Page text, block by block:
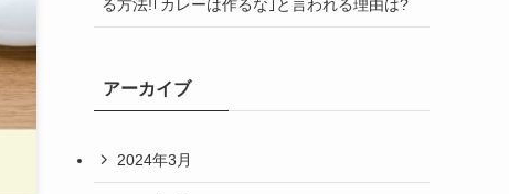
る方法!｢カレーは作るな｣と言われる理由は?
アーカイブ
2024年3月